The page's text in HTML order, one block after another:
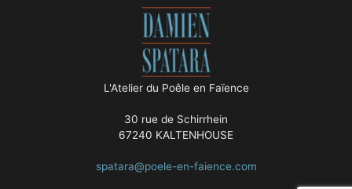
L'Atelier du Poêle en Faïence
30 rue de Schirrhein
67240 KALTENHOUSE
spatara@poele-en-faience.com